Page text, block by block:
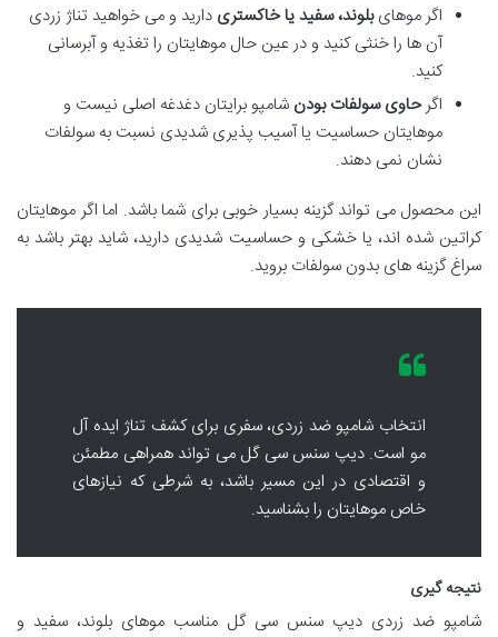
اگر موهایبلوند، سفید یا خاکستری دارید و می خواهید تناژ زردی
آن ها را خنثی کنید و در عین حال موهایتان را تغذیه و آبرسانی
کنید.
اگرحاوی سولفات بودن شامپو برایتان دغدغه اصلی نیست و
موهایتان حساسیت یا آسیب پذیری شدیدی نسبت به سولفات
نشان نمی دهند.
این محصول می تواند گزینه بسیار خوبی برای شما باشد. اما اگر موهایتان
کراتین شده اند، یا خشکی و حساسیت شدیدی دارید، شاید بهتر باشد به
سراغ گزینه های بدون سولفات بروید.
انتخاب شامپو ضد زردی، سفری برای کشف تناژ ایده آل
مو است. دیپ سنس سی گل می تواند همراهی مطمئن
و اقتصادی در این مسیر باشد، به شرطی که نیازهای
خاص موهایتان را بشناسید.
نتیجه گیری
شامپو ضد زردی دیپ سنس سی گل مناسب موهای بلوند، سفید و